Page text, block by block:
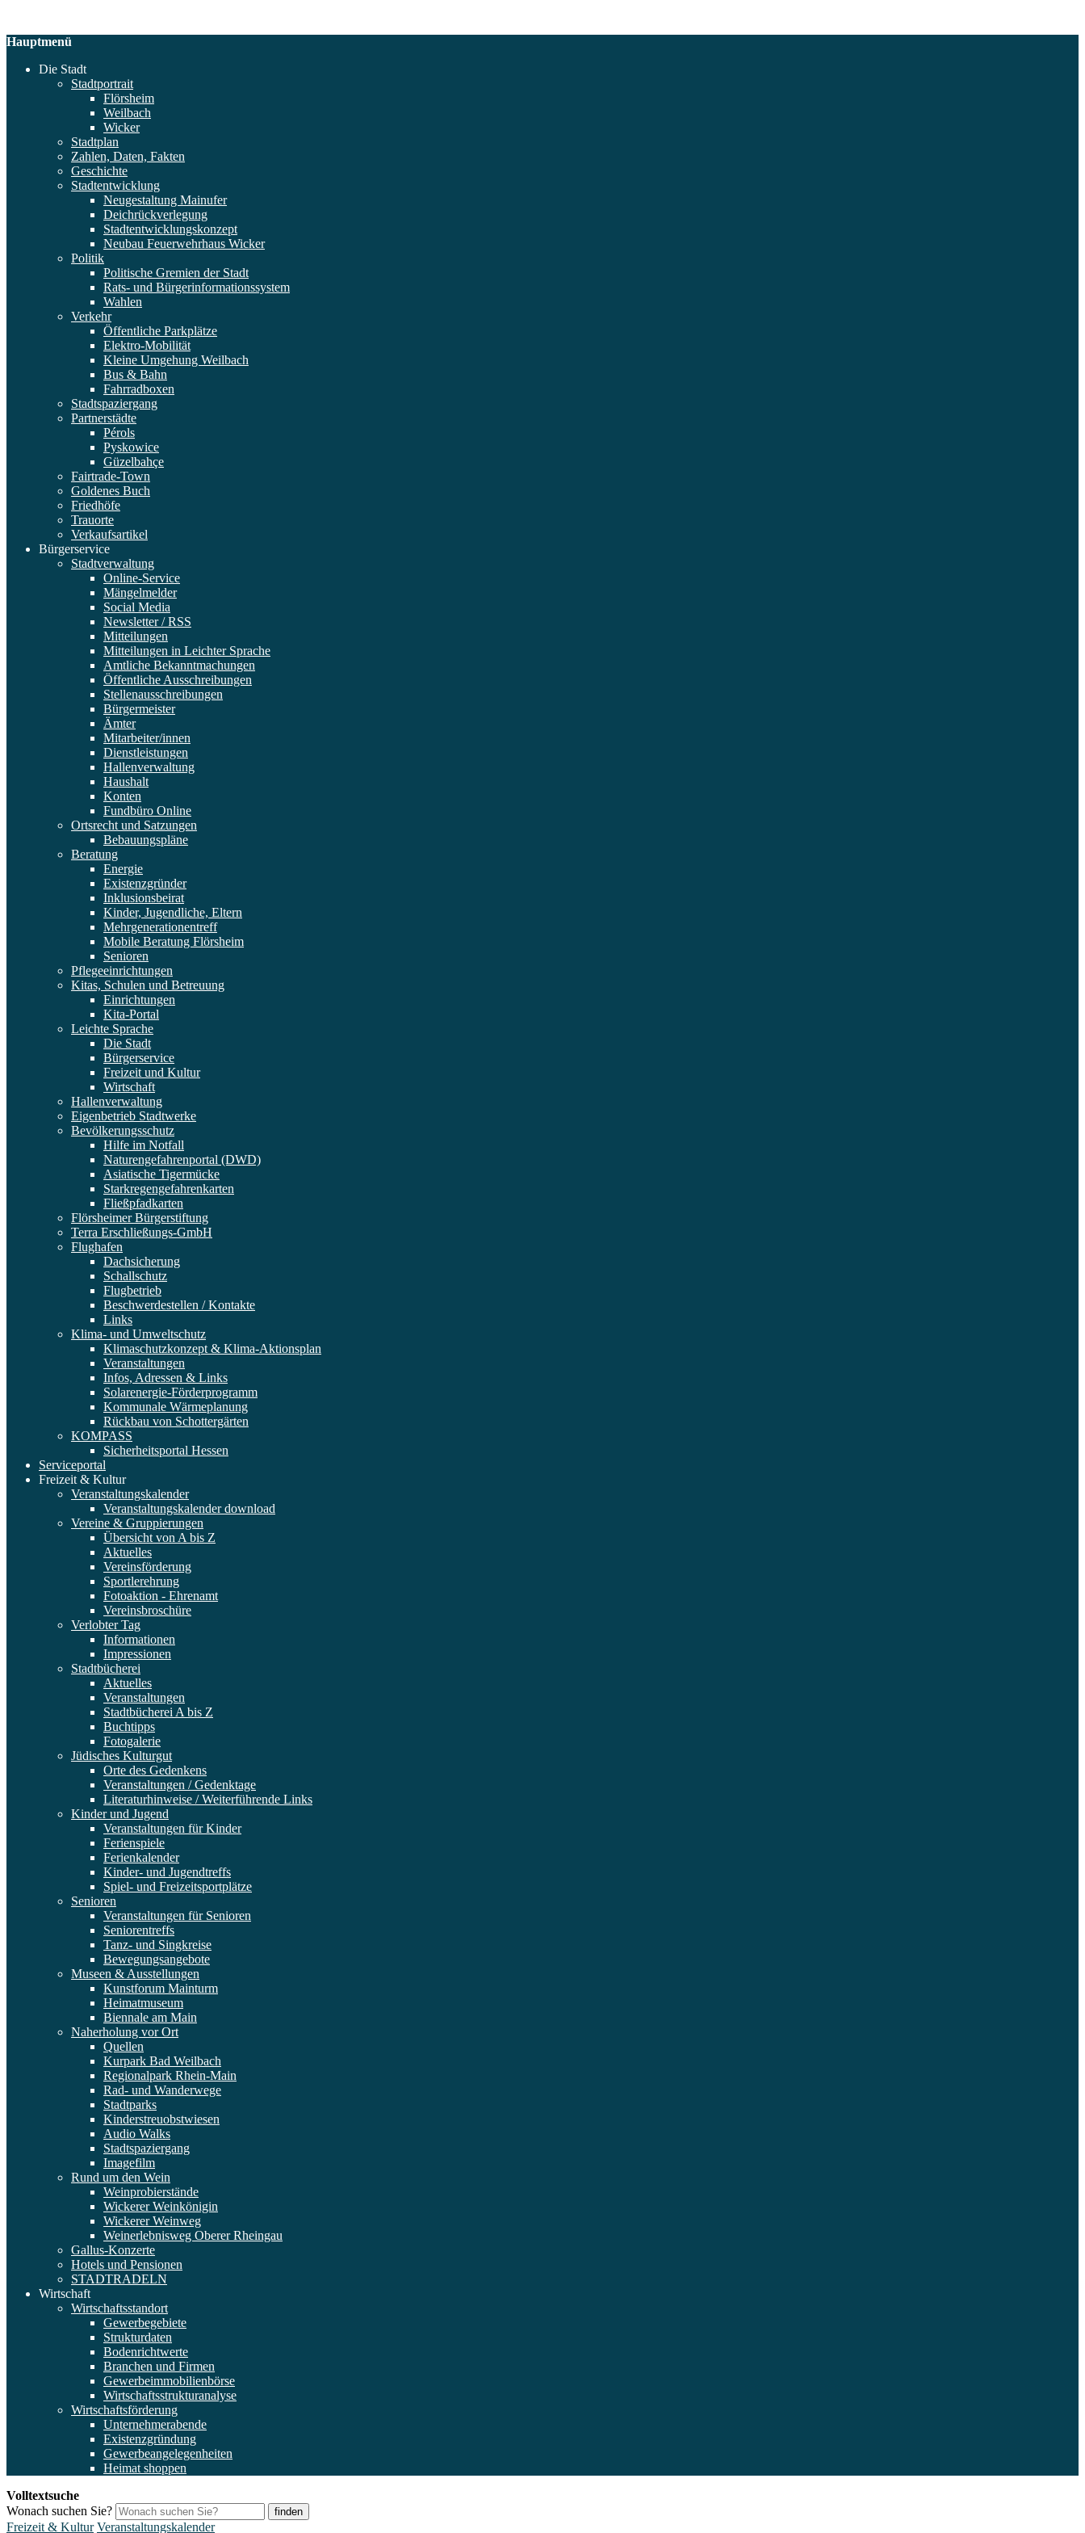
Hauptmenü
Die Stadt
Stadtportrait
Flörsheim
Weilbach
Wicker
Stadtplan
Zahlen, Daten, Fakten
Geschichte
Stadtentwicklung
Neugestaltung Mainufer
Deichrückverlegung
Stadtentwicklungskonzept
Neubau Feuerwehrhaus Wicker
Politik
Politische Gremien der Stadt
Rats- und Bürgerinformationssystem
Wahlen
Verkehr
Öffentliche Parkplätze
Elektro-Mobilität
Kleine Umgehung Weilbach
Bus & Bahn
Fahrradboxen
Stadtspaziergang
Partnerstädte
Pérols
Pyskowice
Güzelbahçe
Fairtrade-Town
Goldenes Buch
Friedhöfe
Trauorte
Verkaufsartikel
Bürgerservice
Stadtverwaltung
Online-Service
Mängelmelder
Social Media
Newsletter / RSS
Mitteilungen
Mitteilungen in Leichter Sprache
Amtliche Bekanntmachungen
Öffentliche Ausschreibungen
Stellenausschreibungen
Bürgermeister
Ämter
Mitarbeiter/innen
Dienstleistungen
Hallenverwaltung
Haushalt
Konten
Fundbüro Online
Ortsrecht und Satzungen
Bebauungspläne
Beratung
Energie
Existenzgründer
Inklusionsbeirat
Kinder, Jugendliche, Eltern
Mehrgenerationentreff
Mobile Beratung Flörsheim
Senioren
Pflegeeinrichtungen
Kitas, Schulen und Betreuung
Einrichtungen
Kita-Portal
Leichte Sprache
Die Stadt
Bürgerservice
Freizeit und Kultur
Wirtschaft
Hallenverwaltung
Eigenbetrieb Stadtwerke
Bevölkerungsschutz
Hilfe im Notfall
Naturengefahrenportal (DWD)
Asiatische Tigermücke
Starkregengefahrenkarten
Fließpfadkarten
Flörsheimer Bürgerstiftung
Terra Erschließungs-GmbH
Flughafen
Dachsicherung
Schallschutz
Flugbetrieb
Beschwerdestellen / Kontakte
Links
Klima- und Umweltschutz
Klimaschutzkonzept & Klima-Aktionsplan
Veranstaltungen
Infos, Adressen & Links
Solarenergie-Förderprogramm
Kommunale Wärmeplanung
Rückbau von Schottergärten
KOMPASS
Sicherheitsportal Hessen
Serviceportal
Freizeit & Kultur
Veranstaltungskalender
Veranstaltungskalender download
Vereine & Gruppierungen
Übersicht von A bis Z
Aktuelles
Vereinsförderung
Sportlerehrung
Fotoaktion - Ehrenamt
Vereinsbroschüre
Verlobter Tag
Informationen
Impressionen
Stadtbücherei
Aktuelles
Veranstaltungen
Stadtbücherei A bis Z
Buchtipps
Fotogalerie
Jüdisches Kulturgut
Orte des Gedenkens
Veranstaltungen / Gedenktage
Literaturhinweise / Weiterführende Links
Kinder und Jugend
Veranstaltungen für Kinder
Ferienspiele
Ferienkalender
Kinder- und Jugendtreffs
Spiel- und Freizeitsportplätze
Senioren
Veranstaltungen für Senioren
Seniorentreffs
Tanz- und Singkreise
Bewegungsangebote
Museen & Ausstellungen
Kunstforum Mainturm
Heimatmuseum
Biennale am Main
Naherholung vor Ort
Quellen
Kurpark Bad Weilbach
Regionalpark Rhein-Main
Rad- und Wanderwege
Stadtparks
Kinderstreuobstwiesen
Audio Walks
Stadtspaziergang
Imagefilm
Rund um den Wein
Weinprobierstände
Wickerer Weinkönigin
Wickerer Weinweg
Weinerlebnisweg Oberer Rheingau
Gallus-Konzerte
Hotels und Pensionen
STADTRADELN
Wirtschaft
Wirtschaftsstandort
Gewerbegebiete
Strukturdaten
Bodenrichtwerte
Branchen und Firmen
Gewerbeimmobilienbörse
Wirtschaftsstrukturanalyse
Wirtschaftsförderung
Unternehmerabende
Existenzgründung
Gewerbeangelegenheiten
Heimat shoppen
Volltextsuche
Wonach suchen Sie?
finden
Freizeit & Kultur Veranstaltungskalender